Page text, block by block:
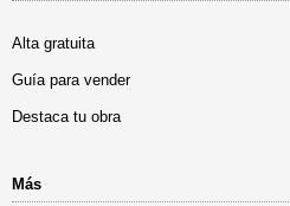
Alta gratuita
Guía para vender
Destaca tu obra
Más